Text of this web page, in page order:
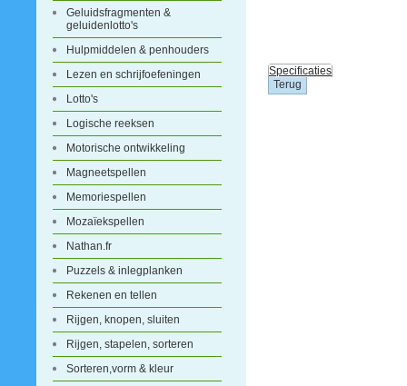
Geluidsfragmenten &
geluidenlotto's
Hulpmiddelen & penhouders
Lezen en schrijfoefeningen
Lotto's
Logische reeksen
Motorische ontwikkeling
Magneetspellen
Memoriespellen
Mozaïekspellen
Nathan.fr
Puzzels & inlegplanken
Rekenen en tellen
Rijgen, knopen, sluiten
Rijgen, stapelen, sorteren
Sorteren,vorm & kleur
Specificaties